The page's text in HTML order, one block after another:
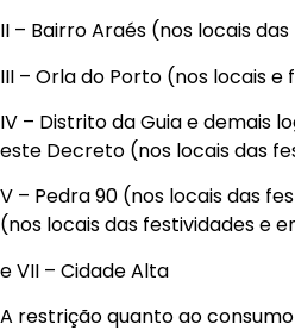
II – Bairro Araés (nos locais
III – Orla do Porto (nos locais
IV – Distrito da Guia e demais
este Decreto (nos locais das
V – Pedra 90 (nos locais das
(nos locais das festividades e
e VII – Cidade Alta
A restrição quanto ao